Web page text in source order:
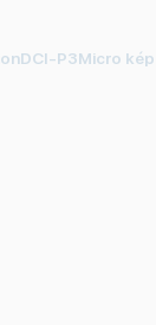
P3Micro kép